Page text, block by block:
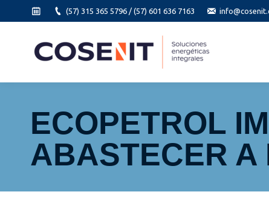
(57) 315 365 5796 / (57) 601 636 7163
ECOPETROL
ABASTECER A